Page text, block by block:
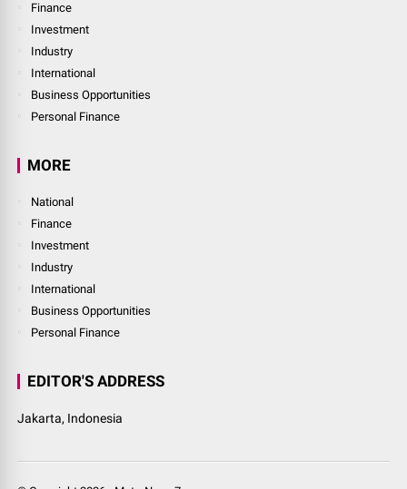
Finance
Investment
Industry
International
Business Opportunities
Personal Finance
MORE
National
Finance
Investment
Industry
International
Business Opportunities
Personal Finance
EDITOR'S ADDRESS
Jakarta, Indonesia